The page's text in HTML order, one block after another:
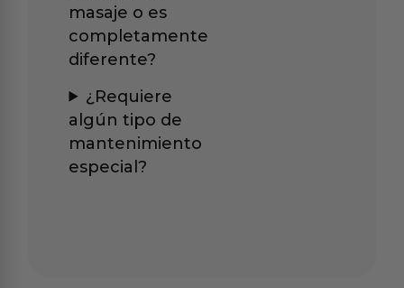
masaje o es
completamente
diferente?
¿Requiere
algún tipo de
mantenimiento
especial?